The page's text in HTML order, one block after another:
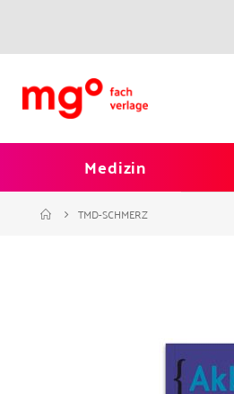
Medizin
TMD-SCHMERZ